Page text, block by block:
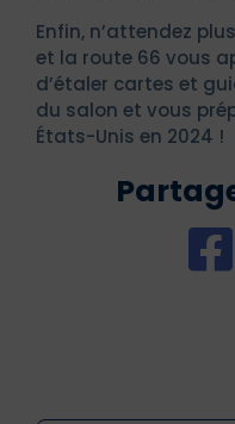
Enfin, n’attendez
et la route 66 vous
d’étaler cartes et
du salon et vous
États-Unis en 2024 !